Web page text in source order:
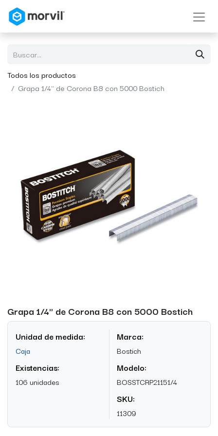
Todos los productos
Grapa 1/4" de Corona B8 con 5000 Bostich
Grapa 1/4" de Corona B8 con 5000 Bostich
Unidad de medida:
Caja
Existencias:
106 unidades
Marca:
Bostich
Modelo:
BOSSTCRP21151/4
SKU:
11309